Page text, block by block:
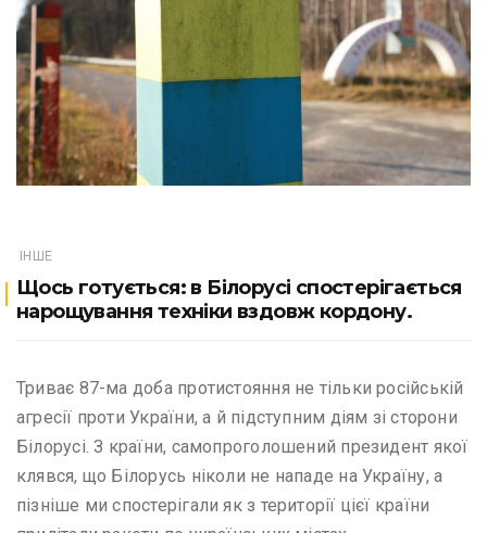
ІНШЕ
Щось готується: в Білорусі спостерігається
нарощування техніки вздовж кордону.
Триває 87-ма доба протистояння не тільки російській
агресії проти України, а й підступним діям зі сторони
Білорусі. З країни, самопроголошений президент якої
клявся, що Білорусь ніколи не нападе на Україну, а
пізніше ми спостерігали як з території цієї країни